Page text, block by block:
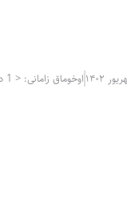
اوخوماق زامانی: < 1 دقیقه